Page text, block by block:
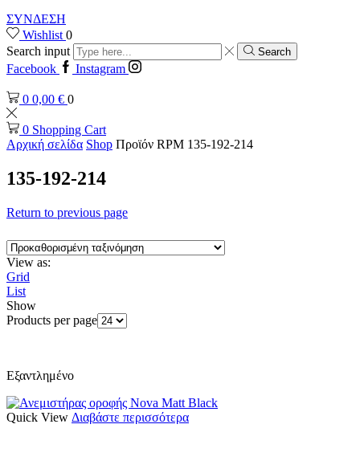
ΣΥΝΔΕΣΗ
Wishlist 0
Search input
Search
Facebook Instagram
0 0,00 € 0
0 Shopping Cart
Αρχική σελίδα Shop Προϊόν RPM 135-192-214
135-192-214
Return to previous page
View as:
Grid
List
Show
Products per page
Εξαντλημένο
Quick View Διαβάστε περισσότερα